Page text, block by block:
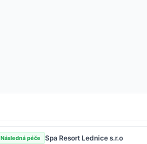
Následná péče Spa Resort Lednice s.r.o